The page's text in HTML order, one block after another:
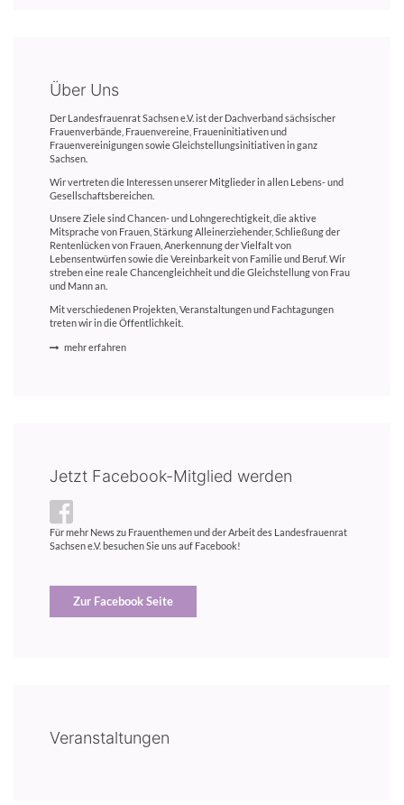
Über Uns
Der Landesfrauenrat Sachsen e.V. ist der Dachverband sächsischer
Frauenverbände, Frauenvereine, Fraueninitiativen und
Frauenvereinigungen sowie Gleichstellungsinitiativen in ganz
Sachsen.
Wir vertreten die Interessen unserer Mitglieder in allen Lebens- und
Gesellschaftsbereichen.
Unsere Ziele sind Chancen- und Lohngerechtigkeit, die aktive
Mitsprache von Frauen, Stärkung Alleinerziehender, Schließung der
Rentenlücken von Frauen, Anerkennung der Vielfalt von
Lebensentwürfen sowie die Vereinbarkeit von Familie und Beruf. Wir
streben eine reale Chancengleichheit und die Gleichstellung von Frau
und Mann an.
Mit verschiedenen Projekten, Veranstaltungen und Fachtagungen
treten wir in die Öffentlichkeit.
mehr erfahren
Jetzt Facebook-Mitglied werden
Für mehr News zu Frauenthemen und der Arbeit des Landesfrauenrat
Sachsen e.V. besuchen Sie uns auf Facebook!
Zur Facebook Seite
Veranstaltungen